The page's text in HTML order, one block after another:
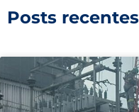
Posts recentes